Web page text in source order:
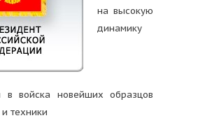
на высокую
динамику
в войска новейших образцов
техники